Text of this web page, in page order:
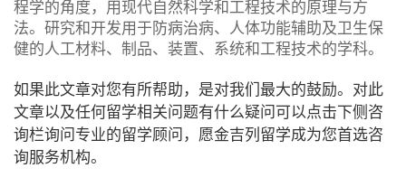
程学的角度，用现代自然科学和工程技术的原理与方
法。研究和开发用于防病治病、人体功能辅助及卫生保
健的人工材料、制品、装置、系统和工程技术的学科。
如果此文章对您有所帮助，是对我们最大的鼓励。对此
文章以及任何留学相关问题有什么疑问可以点击下侧咨
询栏询问专业的留学顾问，愿金吉列留学成为您首选咨
询服务机构。